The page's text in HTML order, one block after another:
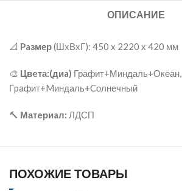
ОПИСАНИЕ
📐 Paзмер(ШхВхГ): 450 x 2220 х 420 мм
🎨 Цвeта:(диa) Графит+Миндаль+Океан,
Гpaфит+Mиндaль+Cолнечный
🔨 Матeриaл: ЛДСП
ПОХОЖИЕ ТОВАРЫ